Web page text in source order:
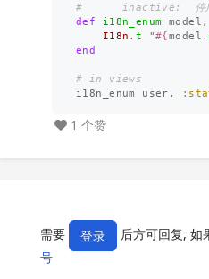
#      inactive:  停
def
i18n_enum model ,
I18n . t "#{model .
end
# in views
i18n_enum
user ,
1 个赞
需要 登录 后方可回复, 如
号